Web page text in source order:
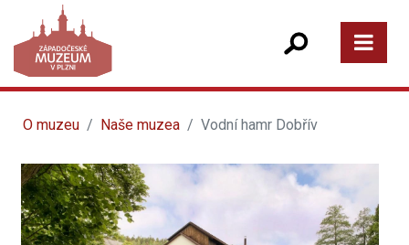
O muzeu Naše muzea Vodní hamr Dobřív